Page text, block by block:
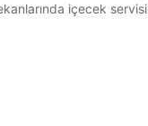
içecek servisi